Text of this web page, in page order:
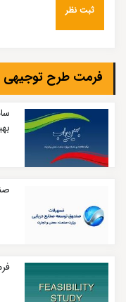
فرمت طرح توجيهی